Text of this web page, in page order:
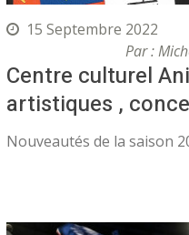
15 Septembre 2022
Par :
Centre culturel
artistiques ,
Nouveautés de la saison